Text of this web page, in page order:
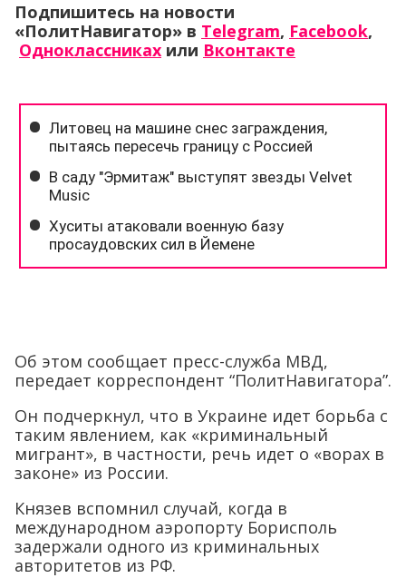
Подпишитесь на новости
«ПолитНавигатор» в Telegram, Facebook,
Одноклассниках или Вконтакте
Об этом сообщает пресс-служба МВД,
передает корреспондент “ПолитНавигатора”.
Он подчеркнул, что в Украине идет борьба с
таким явлением, как «криминальный
мигрант», в частности, речь идет о «ворах в
законе» из России.
Князев вспомнил случай, когда в
международном аэропорту Борисполь
задержали одного из криминальных
авторитетов из РФ.